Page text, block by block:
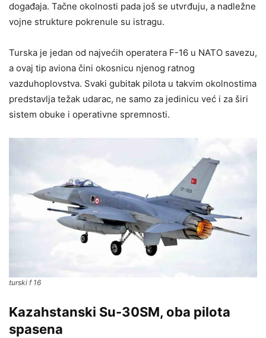
događaja. Tačne okolnosti pada još se utvrđuju, a nadležne
vojne strukture pokrenule su istragu.
Turska je jedan od najvećih operatera F-16 u NATO savezu,
a ovaj tip aviona čini okosnicu njenog ratnog
vazduhoplovstva. Svaki gubitak pilota u takvim okolnostima
predstavlja težak udarac, ne samo za jedinicu već i za širi
sistem obuke i operativne spremnosti.
turski f 16
Kazahstanski Su-30SM, oba pilota
spasena